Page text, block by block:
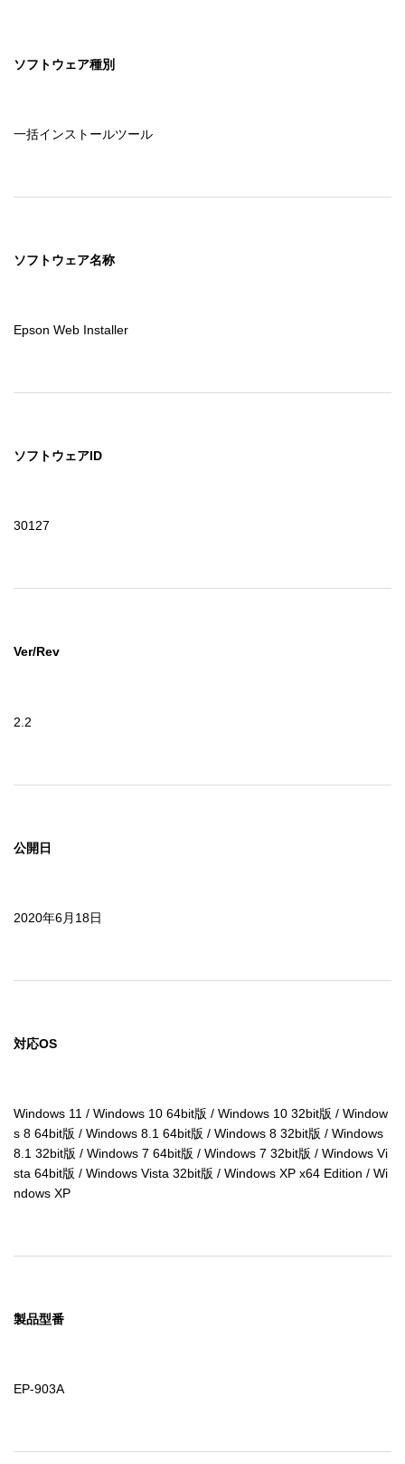
セイコーエプソン株式会社に帰属します。
ソフトウェア種別
一括インストールツール
ソフトウェア名称
Epson Web Installer
ソフトウェアID
30127
Ver/Rev
2.2
公開日
2020年6月18日
対応OS
Windows 11 / Windows 10 64bit版 / Windows 10 32bit版 / Window
s 8 64bit版 / Windows 8.1 64bit版 / Windows 8 32bit版 / Windows
8.1 32bit版 / Windows 7 64bit版 / Windows 7 32bit版 / Windows Vi
sta 64bit版 / Windows Vista 32bit版 / Windows XP x64 Edition / Wi
ndows XP
製品型番
EP-903A